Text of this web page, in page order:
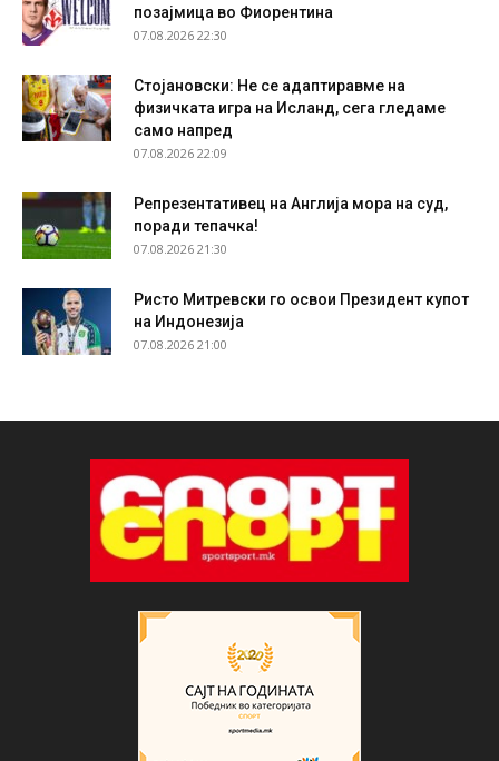
позајмица во Фиорентина
07.08.2026 22:30
Стојановски: Не се адаптиравме на
физичката игра на Исланд, сега гледаме
само напред
07.08.2026 22:09
Репрезентативец на Англија мора на суд,
поради тепачка!
07.08.2026 21:30
Ристо Митревски го освои Президент купот
на Индонезија
07.08.2026 21:00